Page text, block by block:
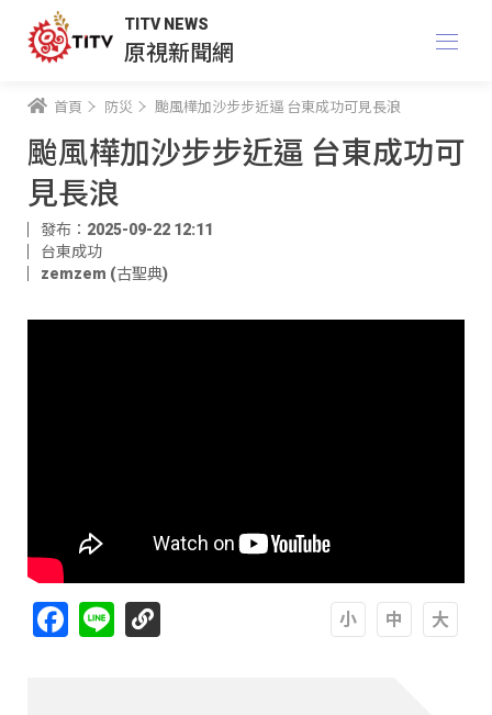
TITV NEWS
原視新聞網
首頁 防災 颱風樺加沙步步近逼 台東成功可見長浪
颱風樺加沙步步近逼 台東成功可
見長浪
發布：2025-09-22 12:11
台東成功
zemzem (古聖典)
Facebook
Line